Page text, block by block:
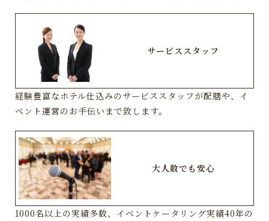
サービススタッフ
経験豊富なホテル仕込みのサービススタッフが配膳や、イ
ベント運営のお手伝いまで致します。
大人数でも安心
1000名以上の実績多数、イベントケータリング実績40年の